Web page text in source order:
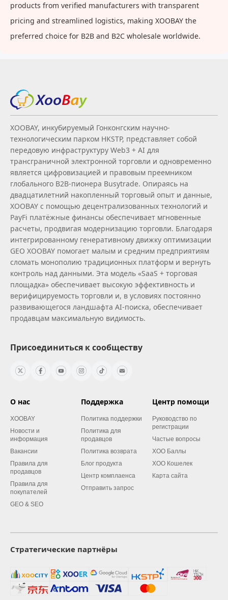
products from verified manufacturers with transparent
pricing and streamlined logistics, making XOOBAY the
preferred choice for B2B and B2C wholesale worldwide.
XOOBAY, инкубируемый Гонконгским научно-
технологическим парком HKSTP, представляет собой
передовую инфраструктуру Web3 + AI для
трансграничной электронной торговли и одновременно
является цифровизацией и правовым преемником
глобального B2B‑пионера Busytrade. Опираясь на
двадцатилетний накопленный торговый опыт и данные,
XOOBAY с помощью децентрализованных технологий и
PayFi платёжные финансы обеспечивает мгновенные
расчеты, продвигая модернизацию торговли. Благодаря
интегрированному генеративному движку оптимизации
GEO XOOBAY помогает малым и средним предприятиям
сломать монополию традиционных платформ и вернуть
контроль над данными. Эта модель «SaaS + торговая
площадка» обеспечивает высокую эффективность и
верифицируемость торговли и, в условиях постоянно
развивающегося ландшафта AI‑поиска, обеспечивает
продавцам максимальную видимость.
Присоединиться к сообществу
О нас
XOOBAY
Новости и
информация
Вакансии
Правила для
продавцов
Правила для
покупателей
GEO & SEO
Поддержка
Политика поддержки
Политика для
продавцов
Политика возврата
Блог продукта
Центр комплаенса
Отправить запрос
Центр помощи
Руководство по
регистрации
Частые вопросы
XOO Баллы
XOO Кошелек
Карта сайта
Стратегические партнёры